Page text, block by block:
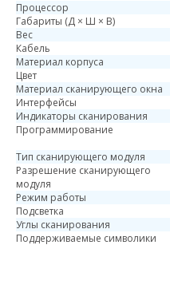
Процессор
Габариты (Д × Ш × В)
Вес
Кабель
Материал корпуса
Цвет
Материал сканирующего окна
Интерфейсы
Индикаторы сканирования
Программирование
Тип сканирующего модуля
Разрешение сканирующего
модуля
Режим работы
Подсветка
Углы сканирования
Поддерживаемые символики